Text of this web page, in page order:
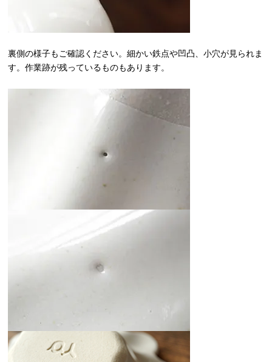
裏側の様子もご確認ください。細かい鉄点や凹凸、小穴が見られま
す。作業跡が残っているものもあります。